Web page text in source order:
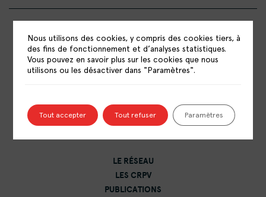
15 rue Catulienne
93200 Saint-Denis
LE RÉSEAU
LES CRPV
PUBLICATIONS
Nous utilisons des cookies, y compris des cookies tiers, à
des fins de fonctionnement et d’analyses statistiques.
Vous pouvez en savoir plus sur les cookies que nous
utilisons ou les désactiver dans "Paramètres".
Tout accepter Tout refuser Paramètres